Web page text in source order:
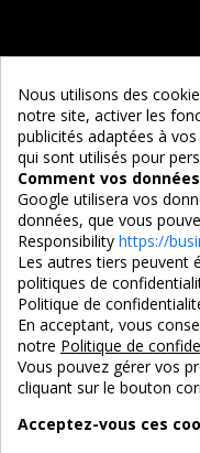
Maison d'un
Adresse :
EURL MAISON
90 Route
64220 UHART-
Tel : 05 59 19
e-mail :
Nous utilisons des
notre site, activer les
publicités adaptées à
qui sont utilisés pour
Comment vos
Google utilisera vos
données, que vous
Responsibility https://
Les autres tiers peuvent
politiques de
Politique de
En acceptant, vous
notre Politique de
Vous pouvez gérer vos
cliquant sur le bouton
Acceptez-vous ces